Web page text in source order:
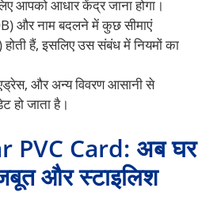
आपको आधार केंद्र जाना होगा।
और नाम बदलने में कुछ सीमाएं
हैं, इसलिए उस संबंध में नियमों का
और अन्य विवरण आसानी से
हो जाता है।
PVC Card: अब घर
और स्टाइलिश